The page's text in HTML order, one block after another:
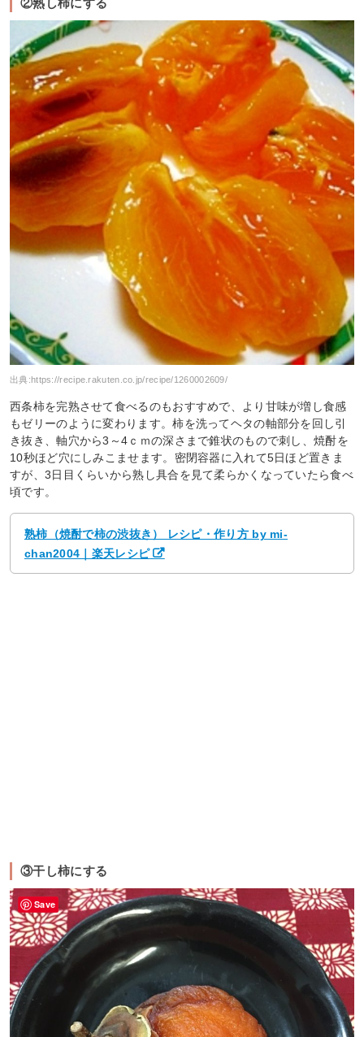
出典:https://recipe.rakuten.co.jp/recipe/1260002609/
西条柿を完熟させて食べるのもおすすめで、より甘味が増し食感
もゼリーのように変わります。柿を洗ってヘタの軸部分を回し引
き抜き、軸穴から3～4ｃｍの深さまで錐状のもので刺し、焼酎を
10秒ほど穴にしみこませます。密閉容器に入れて5日ほど置きま
すが、3日目くらいから熟し具合を見て柔らかくなっていたら食べ
頃です。
熟柿（焼酎で柿の渋抜き） レシピ・作り方 by mi-
chan2004｜楽天レシピ
③干し柿にする
Save